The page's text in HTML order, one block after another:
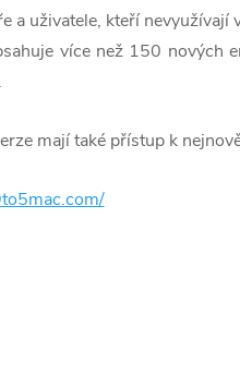
a uživatele, kteří
více než 150 nových
mají také přístup k